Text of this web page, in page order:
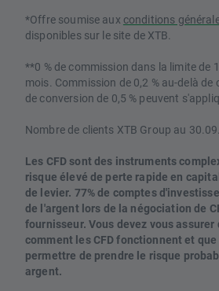
*Offre soumise aux conditions
disponibles sur le site de XTB.
**0 % de commission dans la limite de
mois. Commission de 0,2 % au-delà
de conversion de 0,5 % peuvent
Nombre de clients XTB Group au
Les CFD sont des instruments
risque élevé de perte rapide en
de levier. 77% de comptes
de l'argent lors de la négociation de
fournisseur. Vous devez vous assurer
comment les CFD fonctionnent et
permettre de prendre le risque
argent.